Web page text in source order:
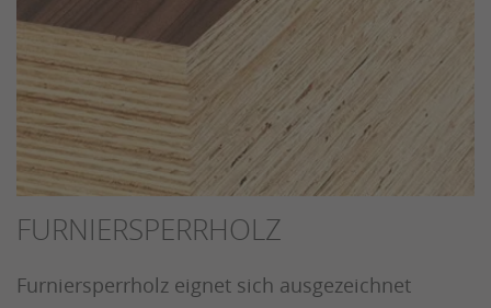
FURNIERSPERRHOLZ
Furniersperrholz eignet sich ausgezeichnet